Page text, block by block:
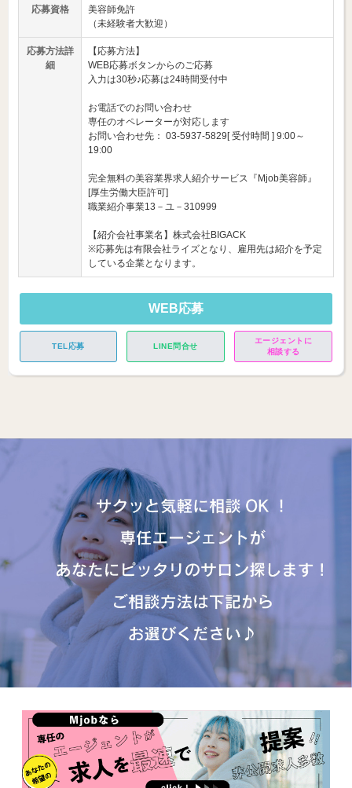
応募資格
美容師免許
（未経験者大歓迎）
応募方法詳
細
【応募方法】
WEB応募ボタンからのご応募
入力は30秒♪応募は24時間受付中
お電話でのお問い合わせ
専任のオペレーターが対応します
お問い合わせ先： 03-5937-5829[ 受付時間 ] 9:00～
19:00
完全無料の美容業界求人紹介サービス『Mjob美容師』
[厚生労働大臣許可]
職業紹介事業13－ユ－310999
【紹介会社事業名】株式会社BIGACK
※応募先は有限会社ライズとなり、雇用先は紹介を予定
している企業となります。
WEB応募
TEL応募 LINE問合せ
エージェントに
相談する